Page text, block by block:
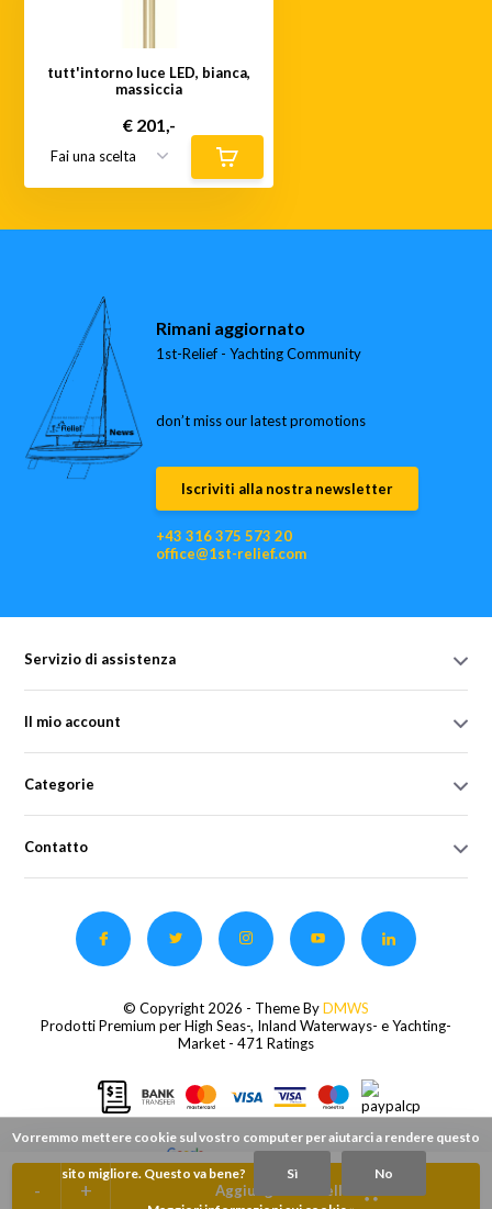
+
- Aggiungi al carrello
tutt'intorno luce LED, bianca,
massiccia
€ 201,-
Rimani aggiornato
1st-Relief - Yachting Community
don’t miss our latest promotions
Iscriviti alla nostra newsletter
+43 316 375 573 20
office@1st-relief.com
Servizio di assistenza
Il mio account
Categorie
Contatto
© Copyright 2026 - Theme ByDMWS
Prodotti Premium per High Seas-, Inland Waterways- e Yachting-
Market - 471 Ratings
Vorremmo mettere cookie sul vostro computer per aiutarci a rendere questo
sito migliore. Questo va bene? Sì No